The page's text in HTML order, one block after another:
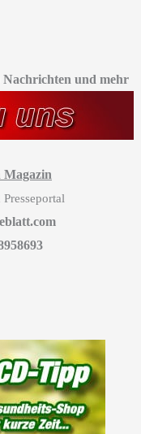
Nachrichten und mehr
Magazin